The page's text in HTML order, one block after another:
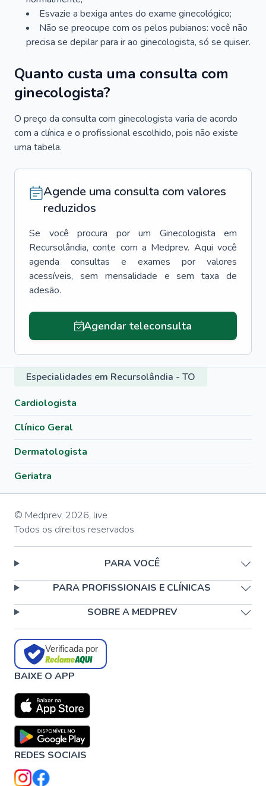
Esvazie a bexiga antes do exame ginecológico;
Não se preocupe com os pelos pubianos: você não
precisa se depilar para ir ao ginecologista, só se quiser.
Quanto custa uma consulta com
ginecologista?
O preço da consulta com ginecologista varia de acordo
com a clínica e o profissional escolhido, pois não existe
uma tabela.
Agende uma consulta com valores
reduzidos
Se você procura por um Ginecologista
em
Recursolândia, conte com a Medprev. Aqui você
agenda consultas e exames por valores
acessíveis, sem mensalidade e sem taxa de
adesão.
Agendar teleconsulta
Especialidades em Recursolândia - TO
Cardiologista
Clínico Geral
Dermatologista
Geriatra
© Medprev, 2026, live
Todos os direitos reservados
PARA VOCÊ
PARA PROFISSIONAIS E CLÍNICAS
SOBRE A MEDPREV
Verificada por
BAIXE O APP
REDES SOCIAIS